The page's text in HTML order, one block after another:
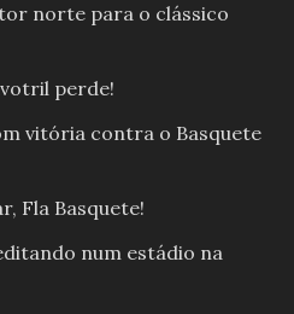
norte para o clássico
perde!
vitória contra o Basquete
Fla Basquete!
num estádio na